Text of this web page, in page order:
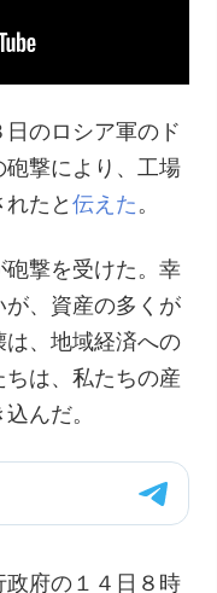
のロシア軍のド
撃により、工場
れたと伝えた。
砲撃を受けた。幸
、資産の多くが
、地域経済への
は、私たちの産
んだ。
府の１４日８時